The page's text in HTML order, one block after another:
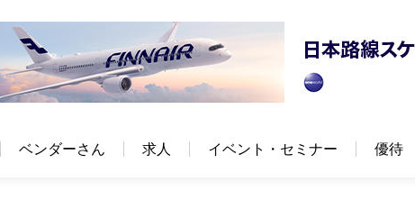
ベンダーさん 求人 イベント・セミナー 優待